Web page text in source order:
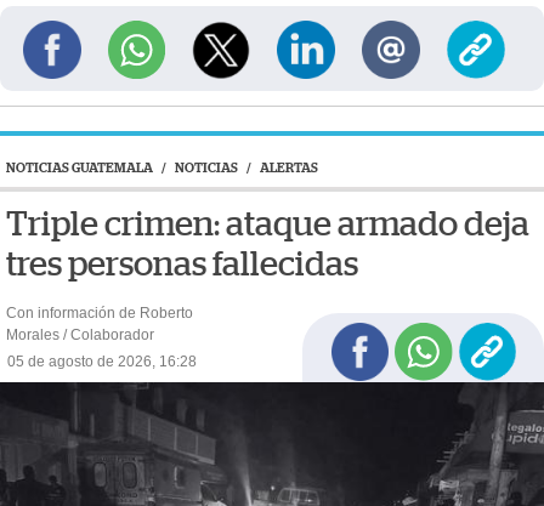
NOTICIAS GUATEMALA / NOTICIAS / ALERTAS
Triple crimen: ataque armado deja
tres personas fallecidas
Con información de Roberto
Morales / Colaborador
05 de agosto de 2026, 16:28